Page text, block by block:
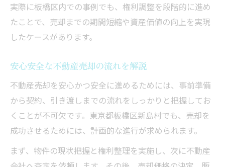
実際に板橋区内での事例でも、権利調整を段階的に進め
たことで、売却までの期間短縮や資産価値の向上を実現
したケースがあります。
安心安全な不動産売却の流れを解説
不動産売却を安心かつ安全に進めるためには、事前準備
から契約、引き渡しまでの流れをしっかりと把握してお
くことが不可欠です。東京都板橋区新島村でも、売却を
成功させるためには、計画的な進行が求められます。
まず、物件の現状把握と権利整理を実施し、次に不動産